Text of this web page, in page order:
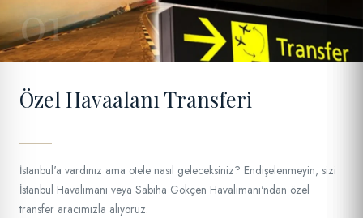
01
Özel Havaalanı Transferi
İstanbul'a vardınız ama otele nasıl geleceksiniz? Endişelenmeyin, sizi
İstanbul Havalimanı veya Sabiha Gökçen Havalimanı'ndan özel
transfer aracımızla alıyoruz.